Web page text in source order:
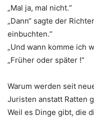
„Mal ja, mal nicht.“
„Dann“ sagte der
einbuchten.“
„Und wann komme ich
„Früher oder später !“
Warum werden seit
Juristen anstatt Ratten
Weil es Dinge gibt, die